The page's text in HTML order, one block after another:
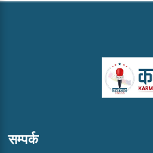
सम्पर्क